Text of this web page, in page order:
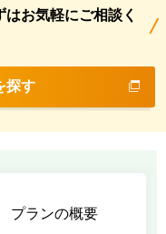
はお気軽にご相談く
探す
プランの概要